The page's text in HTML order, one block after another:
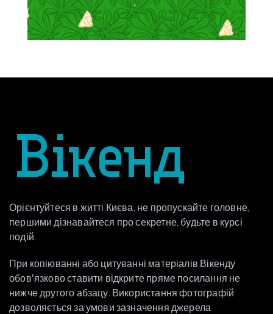
Орієнтуйтеся в житті Києва, не пропускайте головне,
першими дізнавайтеся про секретне, будьте в курсі
подій.
При копіюванні або цитуванні матеріалів Вікенду
обовʼязково ставити відкрите пряме посилання не
нижче другого абзацу. Використання фотографій
дозволяється за умови зазначення джерела